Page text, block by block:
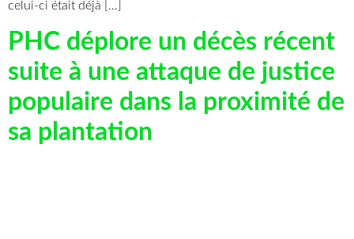
celui-ci était déjà […]
PHC déplore un décès récent
suite à une attaque de justice
populaire dans la proximité de
sa plantation